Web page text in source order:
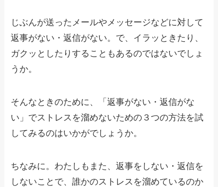
じぶんが送ったメールやメッセージなどに対して
返事がない・返信がない。で、イラッときたり、
ガクッとしたりすることもあるのではないでしょ
うか。
そんなときのために、「返事がない・返信がな
い」でストレスを溜めないための３つの方法を試
してみるのはいかがでしょうか。
ちなみに。わたしもまた、返事をしない・返信を
しないことで、誰かのストレスを溜めているのか